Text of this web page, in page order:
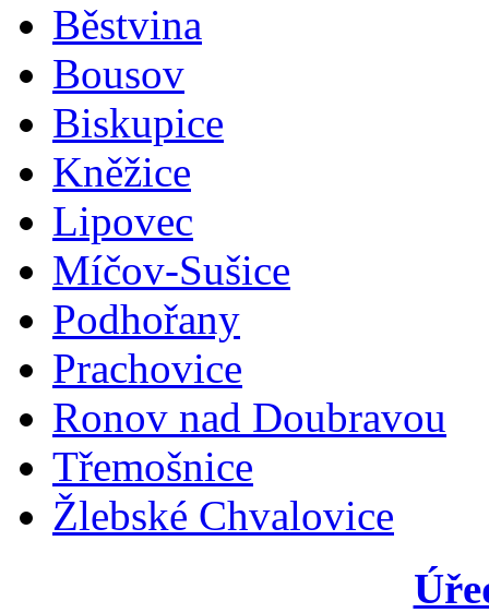
Běstvina
Bousov
Biskupice
Kněžice
Lipovec
Míčov-Sušice
Podhořany
Prachovice
Ronov nad Doubravou
Třemošnice
Žlebské Chvalovice